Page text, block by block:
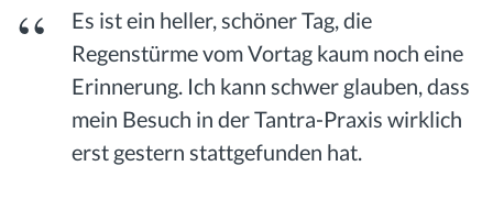
Es ist ein heller, schöner Tag, die
Regenstürme vom Vortag kaum noch eine
Erinnerung. Ich kann schwer glauben, dass
mein Besuch in der Tantra-Praxis wirklich
erst gestern stattgefunden hat.